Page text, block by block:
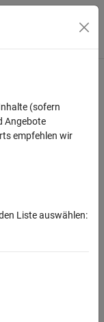
(sofern
Angebote
empfehlen wir
Liste auswählen: